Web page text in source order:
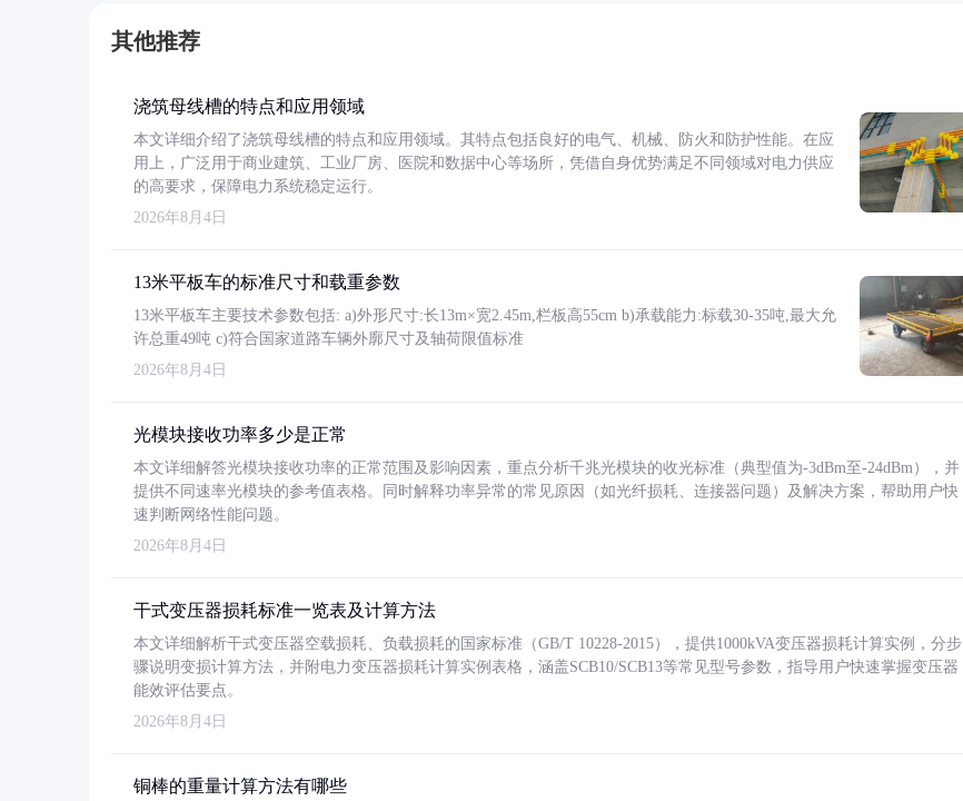
其他推荐
浇筑母线槽的特点和应用领域
本文详细介绍了浇筑母线槽的特点和应用领域。其特点包括良好的电气、机械、防火和防护性能。在应
用上，广泛用于商业建筑、工业厂房、医院和数据中心等场所，凭借自身优势满足不同领域对电力供应
的高要求，保障电力系统稳定运行。
2026年8月4日
13米平板车的标准尺寸和载重参数
13米平板车主要技术参数包括: a)外形尺寸:长13m×宽2.45m,栏板高55cm b)承载能力:标载30-35吨,最大允
许总重49吨 c)符合国家道路车辆外廓尺寸及轴荷限值标准
2026年8月4日
光模块接收功率多少是正常
本文详细解答光模块接收功率的正常范围及影响因素，重点分析千兆光模块的收光标准（典型值为-3dBm至-24dBm），并
提供不同速率光模块的参考值表格。同时解释功率异常的常见原因（如光纤损耗、连接器问题）及解决方案，帮助用户快
速判断网络性能问题。
2026年8月4日
干式变压器损耗标准一览表及计算方法
本文详细解析干式变压器空载损耗、负载损耗的国家标准（GB/T 10228-2015），提供1000kVA变压器损耗计算实例，分步
骤说明变损计算方法，并附电力变压器损耗计算实例表格，涵盖SCB10/SCB13等常见型号参数，指导用户快速掌握变压器
能效评估要点。
2026年8月4日
铜棒的重量计算方法有哪些